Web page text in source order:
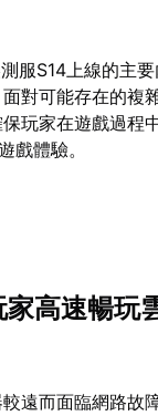
服S14上線的主
對可能存在的複
玩家在遊戲過程
戲體驗。
高速暢玩
遠而面臨網路故